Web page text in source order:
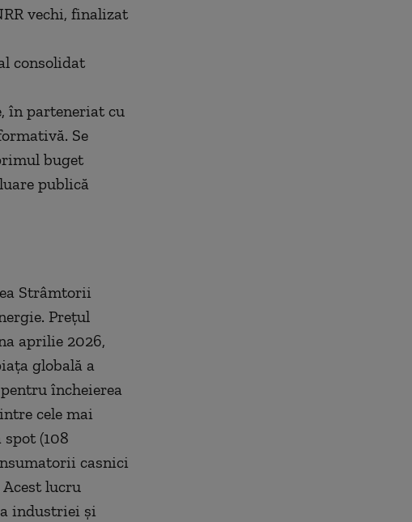
vechi, finalizat
consolidat
în parteneriat cu
Se
buget
publică
Strâmtorii
Prețul
aprilie 2026,
globală a
încheierea
cele mai
(108
casnici
lucru
industriei și